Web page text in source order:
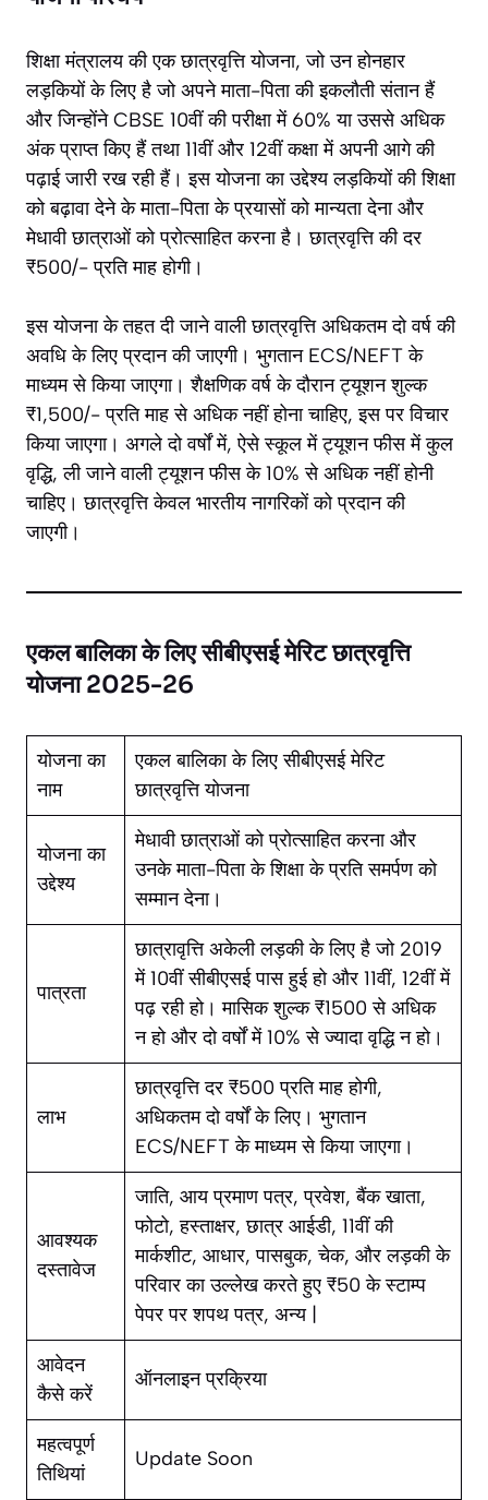
शिक्षा मंत्रालय की एक छात्रवृत्ति योजना, जो उन होनहार
लड़कियों के लिए है जो अपने माता-पिता की इकलौती संतान हैं
और जिन्होंने CBSE 10वीं की परीक्षा में 60% या उससे अधिक
अंक प्राप्त किए हैं तथा 11वीं और 12वीं कक्षा में अपनी आगे की
पढ़ाई जारी रख रही हैं। इस योजना का उद्देश्य लड़कियों की शिक्षा
को बढ़ावा देने के माता-पिता के प्रयासों को मान्यता देना और
मेधावी छात्राओं को प्रोत्साहित करना है। छात्रवृत्ति की दर
₹500/- प्रति माह होगी।
इस योजना के तहत दी जाने वाली छात्रवृत्ति अधिकतम दो वर्ष की
अवधि के लिए प्रदान की जाएगी। भुगतान ECS/NEFT के
माध्यम से किया जाएगा। शैक्षणिक वर्ष के दौरान ट्यूशन शुल्क
₹1,500/- प्रति माह से अधिक नहीं होना चाहिए, इस पर विचार
किया जाएगा। अगले दो वर्षों में, ऐसे स्कूल में ट्यूशन फीस में कुल
वृद्धि, ली जाने वाली ट्यूशन फीस के 10% से अधिक नहीं होनी
चाहिए। छात्रवृत्ति केवल भारतीय नागरिकों को प्रदान की
जाएगी।
एकल बालिका के लिए सीबीएसई मेरिट छात्रवृत्ति
योजना 2025-26
योजना का
नाम
एकल बालिका के लिए सीबीएसई मेरिट
छात्रवृत्ति योजना
योजना का
उद्देश्य
मेधावी छात्राओं को प्रोत्साहित करना और
उनके माता-पिता के शिक्षा के प्रति समर्पण को
सम्मान देना।
पात्रता
छात्रावृत्ति अकेली लड़की के लिए है जो 2019
में 10वीं सीबीएसई पास हुई हो और 11वीं, 12वीं में
पढ़ रही हो। मासिक शुल्क ₹1500 से अधिक
न हो और दो वर्षों में 10% से ज्यादा वृद्धि न हो।
लाभ
छात्रवृत्ति दर ₹500 प्रति माह होगी,
अधिकतम दो वर्षों के लिए। भुगतान
ECS/NEFT के माध्यम से किया जाएगा।
आवश्यक
दस्तावेज
जाति, आय प्रमाण पत्र, प्रवेश, बैंक खाता,
फोटो, हस्ताक्षर, छात्र आईडी, 11वीं की
मार्कशीट, आधार, पासबुक, चेक, और लड़की के
परिवार का उल्लेख करते हुए ₹50 के स्टाम्प
पेपर पर शपथ पत्र, अन्य |
आवेदन
कैसे करें
ऑनलाइन प्रक्रिया
महत्वपूर्ण
तिथियां
Update Soon